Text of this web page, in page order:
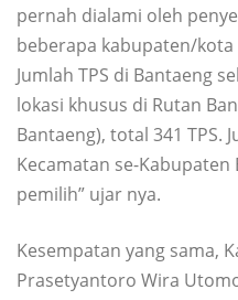
pernah dialami oleh
beberapa kabupaten/
Jumlah TPS di Bantaeng
lokasi khusus di Rutan
Bantaeng), total 341 TPS.
Kecamatan se-Kabupaten
pemilih” ujar nya.
Kesempatan yang sama,
Prasetyantoro Wira